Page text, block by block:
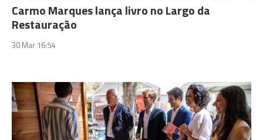
Carmo Marques lança livro no Largo da
Restauração
30 Mar 16:54